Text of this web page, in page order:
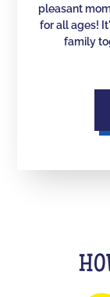
pleasant
for all ages!
family